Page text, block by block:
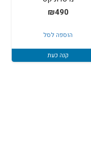
₪490
הוספה לסל
קנה כעת